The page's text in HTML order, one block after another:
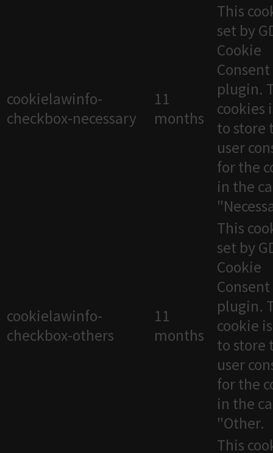
cookielawinfo-
checkbox-necessary
11
months
This
set by
Cookie
Consent
plugin.
cookies
to store
user
for the
in the
cookielawinfo-
checkbox-others
11
months
This
set by
Cookie
Consent
plugin.
cookie
to store
user
for the
in the
"Other.
This